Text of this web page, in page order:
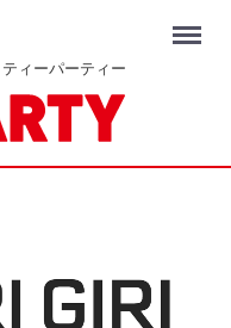
ィーパーティー
Menu